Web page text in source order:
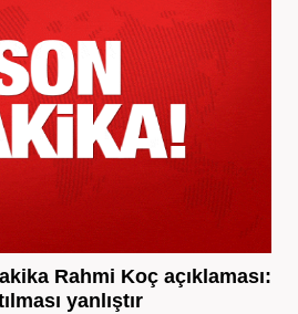
Rahmi Koç açıklaması:
yanlıştır